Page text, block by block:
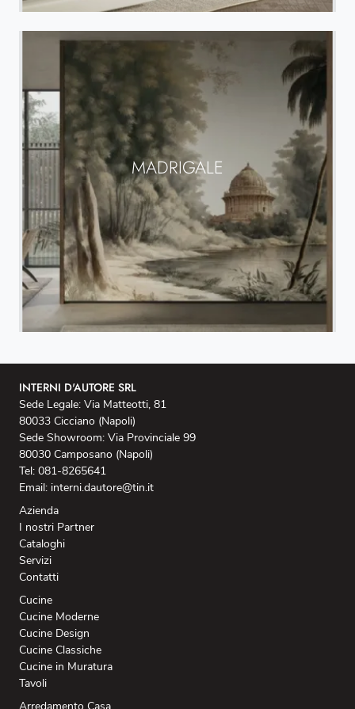
MADRIGALE
INTERNI D'AUTORE SRL
Sede Legale: Via Matteotti, 81
80033 Cicciano (Napoli)
Sede Showroom: Via Provinciale 99
80030 Camposano (Napoli)
Tel: 081-8265641
Email: interni.dautore@tin.it
Azienda
I nostri Partner
Cataloghi
Servizi
Contatti
Cucine
Cucine Moderne
Cucine Design
Cucine Classiche
Cucine in Muratura
Tavoli
Arredamento Casa